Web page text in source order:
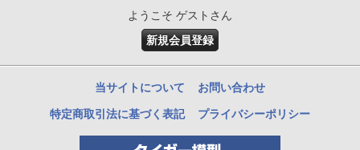
ようこそ ゲストさん
新規会員登録
当サイトについて お問い合わせ
特定商取引法に基づく表記 プライバシーポリシー